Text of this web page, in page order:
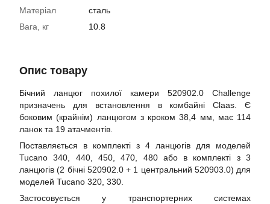
Матеріал
сталь
Вага, кг
10.8
Опис товару
Бічний ланцюг похилої камери 520902.0 Challenge
призначень для встановлення в комбайні Claas. Є
боковим (крайнім) ланцюгом з кроком 38,4 мм, має 114
ланок та 19 атачментів.
Поставляється в комплекті з 4 ланцюгів для моделей
Tucano 340, 440, 450, 470, 480 або в комплекті з 3
ланцюгів (2 бічні 520902.0 + 1 центральний 520903.0) для
моделей Tucano 320, 330.
Застосовується у транспортерних системах